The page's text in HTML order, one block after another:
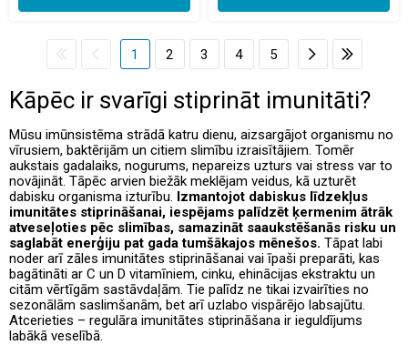
1 2 3 4 5
Kāpēc ir svarīgi stiprināt imunitāti?
Mūsu imūnsistēma strādā katru dienu, aizsargājot organismu no
vīrusiem, baktērijām un citiem slimību izraisītājiem. Tomēr
aukstais gadalaiks, nogurums, nepareizs uzturs vai stress var to
novājināt. Tāpēc arvien biežāk meklējam veidus, kā uzturēt
dabisku organisma izturību. Izmantojot dabiskus līdzekļus
imunitātes stiprināšanai, iespējams palīdzēt ķermenim ātrāk
atveseļoties pēc slimības, samazināt saaukstēšanās risku un
saglabāt enerģiju pat gada tumšākajos mēnešos. Tāpat labi
noder arī zāles imunitātes stiprināšanai vai īpaši preparāti, kas
bagātināti ar C un D vitamīniem, cinku, ehinācijas ekstraktu un
citām vērtīgām sastāvdaļām. Tie palīdz ne tikai izvairīties no
sezonālām saslimšanām, bet arī uzlabo vispārējo labsajūtu.
Atcerieties – regulāra imunitātes stiprināšana ir ieguldījums
labākā veselībā.